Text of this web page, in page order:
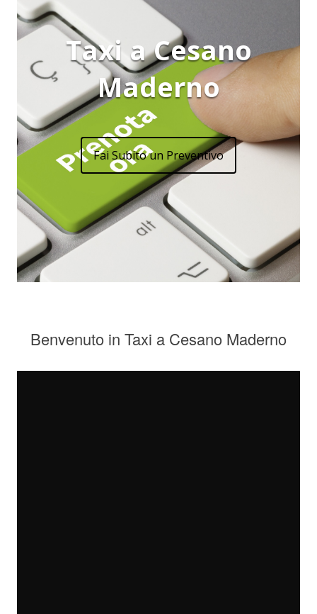
Taxi a Cesano
Maderno
Fai Subito un Preventivo
Benvenuto in Taxi a Cesano Maderno